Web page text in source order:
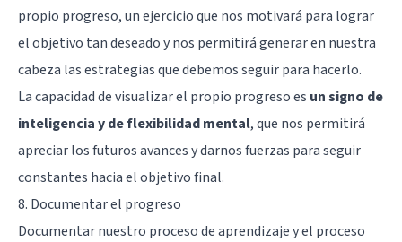
propio progreso, un ejercicio que nos motivará para lograr
el objetivo tan deseado y nos permitirá generar en nuestra
cabeza las estrategias que debemos seguir para hacerlo.
La capacidad de visualizar el propio progreso es un signo de
inteligencia y de flexibilidad mental, que nos permitirá
apreciar los futuros avances y darnos fuerzas para seguir
constantes hacia el objetivo final.
8. Documentar el progreso
Documentar nuestro proceso de aprendizaje y el proceso